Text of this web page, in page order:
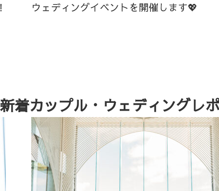
ウェディングイベントを開催します💖
新着カップル・ウェディングレ